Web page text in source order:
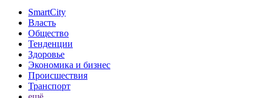
SmartCity
Власть
Общество
Тенденции
Здоровье
Экономика и бизнес
Происшествия
Транспорт